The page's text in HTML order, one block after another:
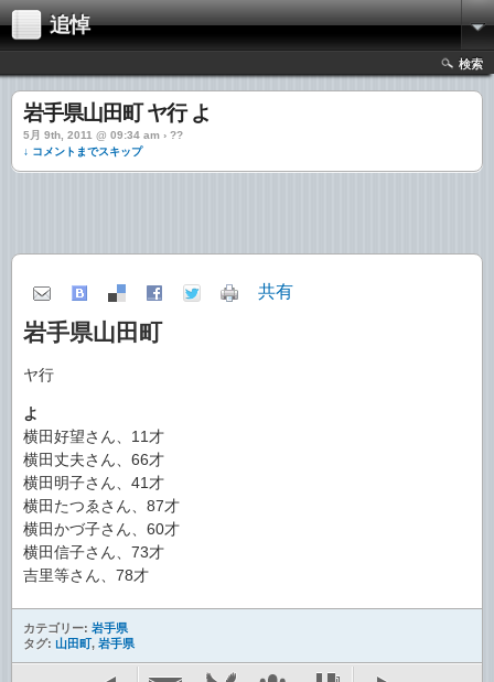
追悼
検索
岩手県山田町 ヤ行 よ
5月 9th, 2011 @ 09:34 am › ??
↓ コメントまでスキップ
共有
岩手県山田町
ヤ行
よ
横田好望さん、11才
横田丈夫さん、66才
横田明子さん、41才
横田たつゑさん、87才
横田かづ子さん、60才
横田信子さん、73才
吉里等さん、78才
カテゴリー: 岩手県
タグ: 山田町, 岩手県